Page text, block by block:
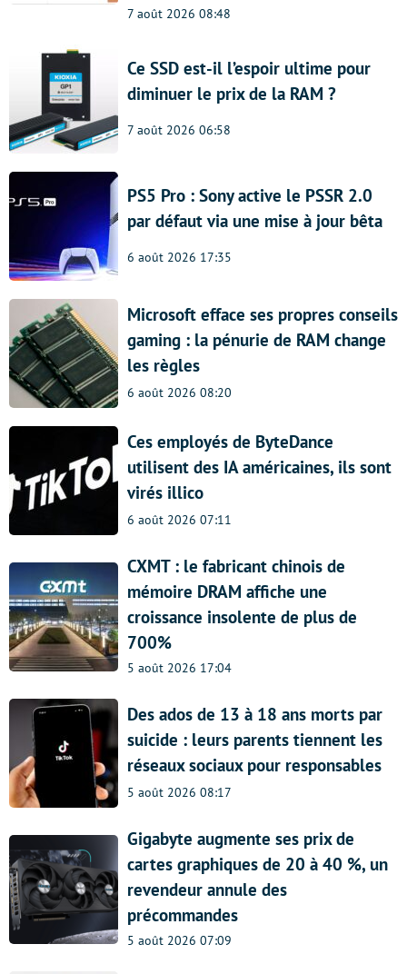
7 août 2026 08:48
Ce SSD est-il l’espoir ultime pour
diminuer le prix de la RAM ?
7 août 2026 06:58
PS5 Pro : Sony active le PSSR 2.0
par défaut via une mise à jour bêta
6 août 2026 17:35
Microsoft efface ses propres conseils
gaming : la pénurie de RAM change
les règles
6 août 2026 08:20
Ces employés de ByteDance
utilisent des IA américaines, ils sont
virés illico
6 août 2026 07:11
CXMT : le fabricant chinois de
mémoire DRAM affiche une
croissance insolente de plus de
700%
5 août 2026 17:04
Des ados de 13 à 18 ans morts par
suicide : leurs parents tiennent les
réseaux sociaux pour responsables
5 août 2026 08:17
Gigabyte augmente ses prix de
cartes graphiques de 20 à 40 %, un
revendeur annule des
précommandes
5 août 2026 07:09